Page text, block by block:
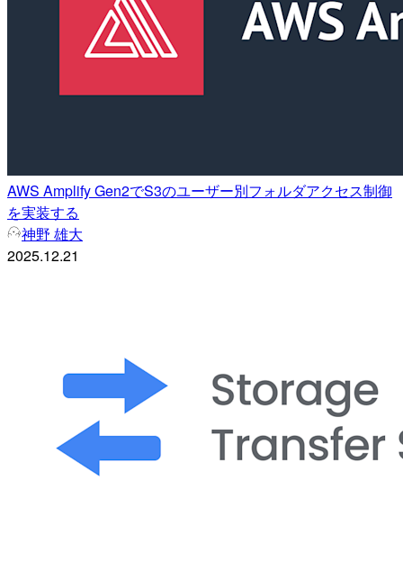
AWS Amplify Gen2でS3のユーザー別フォルダアクセス制御
を実装する
神野 雄大
2025.12.21